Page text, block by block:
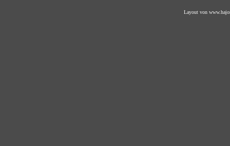
Layout von